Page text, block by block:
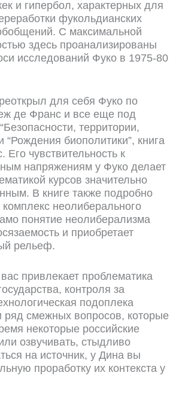
и гипербол, характерных для
фукольдианских
С максимальной
здесь проанализированы
исследований Фуко в 1975-80
для себя Фуко по
де Франс и все еще под
территории,
“Рождения биополитики”, книга
Его чувствительность к
напряжениям у Фуко делает
курсов значительно
В книге также подробно
комплекс неолиберального
понятие неолиберализма
и приобретает
рельеф.
привлекает проблематика
контроля за
подоплека
ряд смежных вопросов, которые
некоторые российские
озвучивать, стыдливо
на источник, у Дина вы
проработку их контекста у